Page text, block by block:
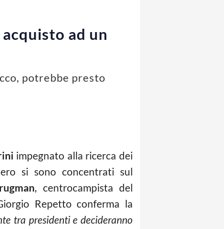
ad un
potrebbe presto
impegnato alla ricerca dei
si sono concentrati sul
, centrocampista del
Repetto conferma la
tra presidenti e decideranno